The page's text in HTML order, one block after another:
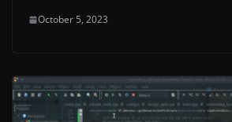
October 5, 2023